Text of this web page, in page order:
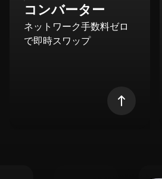
コンバーター
ネットワーク手数料ゼロ
で即時スワップ